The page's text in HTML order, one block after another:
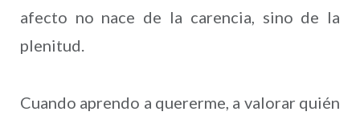
afecto no nace de la carencia, sino de la
plenitud.
Cuando aprendo a quererme, a valorar quién